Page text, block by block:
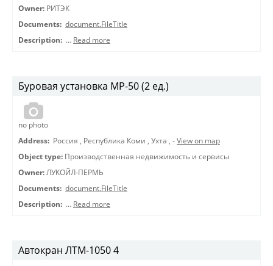
Owner: РИТЭК
Documents: document.FileTitle
Description: … Read more
Буровая установка МР-50 (2 ед.)
no photo
Address: Россия , Республика Коми , Ухта , - View on map
Object type: Производственная недвижимость и сервисы
Owner: ЛУКОЙЛ-ПЕРМЬ
Documents: document.FileTitle
Description: … Read more
Автокран ЛТМ-1050 4